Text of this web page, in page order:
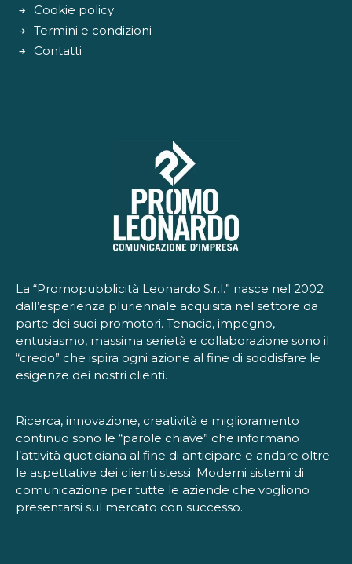
Cookie policy
Termini e condizioni
Contatti
La “Promopubblicità Leonardo S.r.l.” nasce nel 2002
dall’esperienza pluriennale acquisita nel settore da
parte dei suoi promotori. Tenacia, impegno,
entusiasmo, massima serietà e collaborazione sono il
“credo” che ispira ogni azione al fine di soddisfare le
esigenze dei nostri clienti.
Ricerca, innovazione, creatività e miglioramento
continuo sono le “parole chiave” che informano
l’attività quotidiana al fine di anticipare e andare oltre
le aspettative dei clienti stessi. Moderni sistemi di
comunicazione per tutte le aziende che vogliono
presentarsi sul mercato con successo.